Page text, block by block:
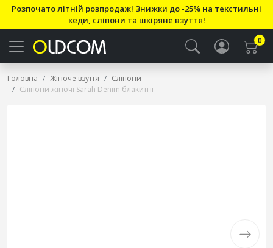
Розпочато літній розпродаж! Знижки до -25% на текстильні
кеди, сліпони та шкіряне взуття!
0
Головна Жіноче взуття
Сліпони
Сліпони жіночі Sarah Denim блакитні